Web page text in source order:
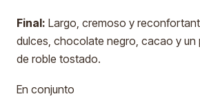
Final: Largo, cremoso y
dulces, chocolate negro, cacao y un
de roble tostado.
En conjunto